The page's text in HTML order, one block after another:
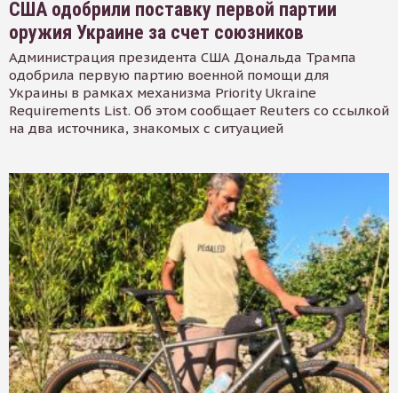
США одобрили поставку первой партии
оружия Украине за счет союзников
Администрация президента США Дональда Трампа
одобрила первую партию военной помощи для
Украины в рамках механизма Priority Ukraine
Requirements List. Об этом сообщает Reuters со ссылкой
на два источника, знакомых с ситуацией